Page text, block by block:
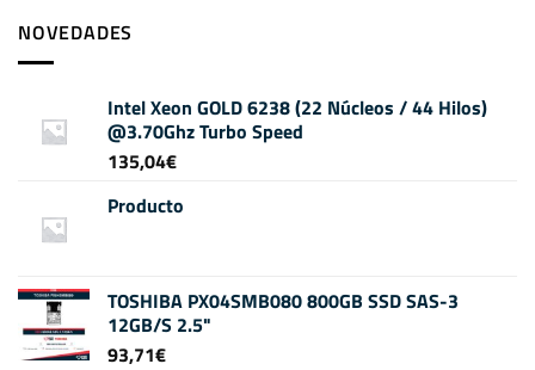
NOVEDADES
Intel Xeon GOLD 6238 (22 Núcleos / 44 Hilos)
@3.70Ghz Turbo Speed
135,04€
Producto
TOSHIBA PX04SMB080 800GB SSD SAS-3
12GB/S 2.5"
93,71€